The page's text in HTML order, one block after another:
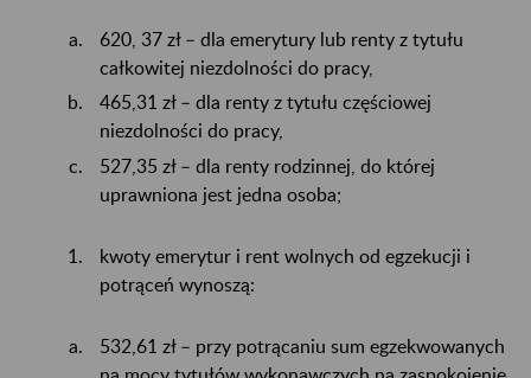
620, 37 zł – dla emerytury lub renty z tytułu
całkowitej niezdolności do pracy,
465,31 zł – dla renty z tytułu częściowej
niezdolności do pracy,
527,35 zł – dla renty rodzinnej, do której
uprawniona jest jedna osoba;
kwoty emerytur i rent wolnych od egzekucji i
potrąceń wynoszą:
532,61 zł – przy potrącaniu sum egzekwowanych